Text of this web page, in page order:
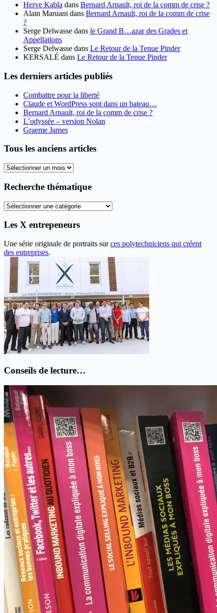
Herve Kabla dans Bernard Arnault, roi de la comm de crise ?
Alain Maruani dans Bernard Arnault, roi de la comm de crise
?
Serge Delwasse dans le Grand B…azar des Grades et
Appellations
Serge Delwasse dans Le Retour de la Tenue Pinder
KERSALÉ dans Le Retour de la Tenue Pinder
Les derniers articles publiés
Combattre pour la liberté
Claude et WordPress sont dans un bateau…
Bernard Arnault, roi de la comm de crise ?
L’odyssée – version Nolan
Graeme James
Tous les anciens articles
Tous
anciens
Recherche thématique
Recherche
Les X entrepeneurs
Une série originale de portraits surces polytechniciens qui créent
des entreprises.
Conseils de lecture…